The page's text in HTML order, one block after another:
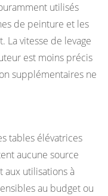
utilisés
de peinture et les
La vitesse de levage
est moins précis
supplémentaires ne
tables élévatrices
aucune source
aux utilisations à
au budget ou